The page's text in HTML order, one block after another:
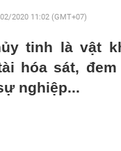
2020 11:02 (GMT+07)
tinh là vật
hóa sát,
nghiệp...